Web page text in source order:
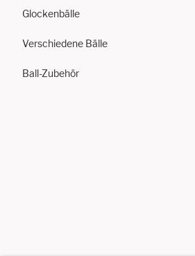
Glockenbälle
Verschiedene Bälle
Ball-Zubehör